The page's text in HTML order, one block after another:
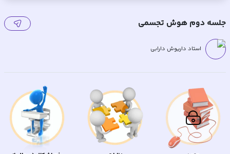
جلسه دوم هوش تجسمی
استاد داریوش دارابی